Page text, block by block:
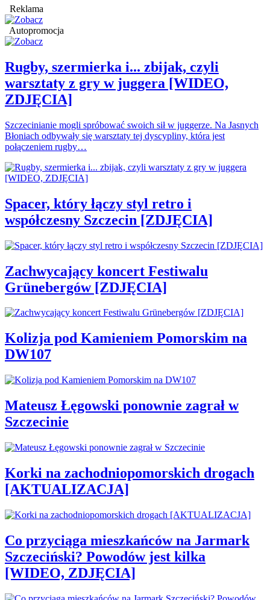
Reklama
Autopromocja
Rugby, szermierka i... zbijak, czyli
warsztaty z gry w juggera [WIDEO,
ZDJĘCIA]
Szczecinianie mogli spróbować swoich sił w juggerze. Na Jasnych
Błoniach odbywały się warsztaty tej dyscypliny, która jest
połączeniem rugby…
Spacer, który łączy styl retro i
współczesny Szczecin [ZDJĘCIA]
Zachwycający koncert Festiwalu
Grünebergów [ZDJĘCIA]
Kolizja pod Kamieniem Pomorskim na
DW107
Mateusz Łęgowski ponownie zagrał w
Szczecinie
Korki na zachodniopomorskich drogach
[AKTUALIZACJA]
Co przyciąga mieszkańców na Jarmark
Szczeciński? Powodów jest kilka
[WIDEO, ZDJĘCIA]